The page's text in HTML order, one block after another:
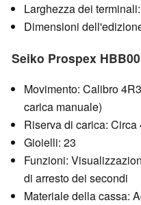
Larghezza dei
Dimensioni
Seiko Prospex
Movimento: Calibro
carica manuale)
Riserva di carica: Circa
Gioielli: 23
Funzioni:
di arresto dei secondi
Materiale della cassa: